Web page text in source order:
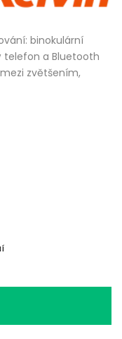
binokulární
telefon a Bluetooth
zvětšením,